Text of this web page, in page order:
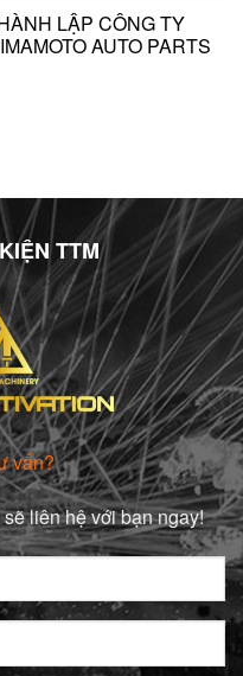
LẬP CÔNG TY
AUTO PARTS
TTM
vấn?
liên hệ với bạn ngay!